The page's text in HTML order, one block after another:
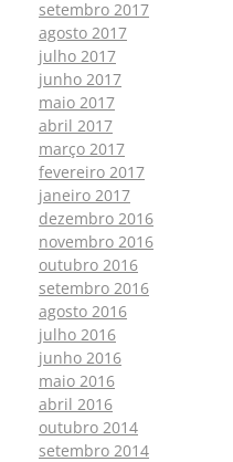
setembro 2017
agosto 2017
julho 2017
junho 2017
maio 2017
abril 2017
março 2017
fevereiro 2017
janeiro 2017
dezembro 2016
novembro 2016
outubro 2016
setembro 2016
agosto 2016
julho 2016
junho 2016
maio 2016
abril 2016
outubro 2014
setembro 2014